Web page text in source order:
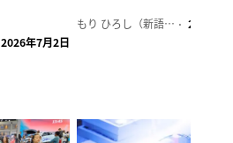
2026年7月2日
もり ひろし（新語ウォッチャー） 2023年7